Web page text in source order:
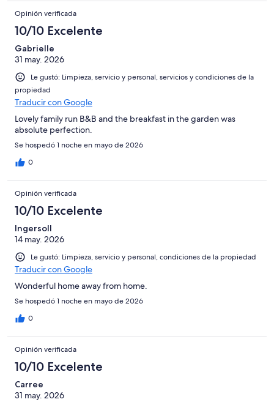
Opinión verificada
10/10 Excelente
Gabrielle
31 may. 2026
Le gustó: Limpieza, servicio y personal, servicios y condiciones de la
propiedad
Traducir con Google
Lovely family run B&B and the breakfast in the garden was
absolute perfection.
Se hospedó 1 noche en mayo de 2026
0
Opinión verificada
10/10 Excelente
Ingersoll
14 may. 2026
Le gustó: Limpieza, servicio y personal, condiciones de la propiedad
Traducir con Google
Wonderful home away from home.
Se hospedó 1 noche en mayo de 2026
0
Opinión verificada
10/10 Excelente
Carree
31 may. 2026